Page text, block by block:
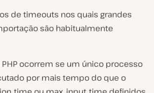
de timeouts nos quais grandes
são habitualmente
ocorrem se um único processo
por mais tempo do que o